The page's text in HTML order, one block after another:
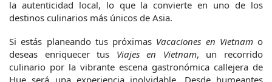
la autenticidad local, lo que la convierte en uno de los
destinos culinarios más únicos de Asia.
Si estás planeando tus próximas Vacaciones en Vietnam o
deseas enriquecer tus Viajes en Vietnam, un recorrido
culinario por la vibrante escena gastronómica callejera de
Hue será una experiencia inolvidable. Desde humeantes